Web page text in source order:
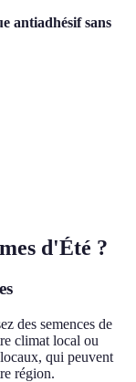
antiadhésif sans
d'Été ?
des semences de
climat local ou
qui peuvent
région.